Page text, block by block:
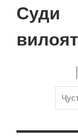
Skip
to
Суди